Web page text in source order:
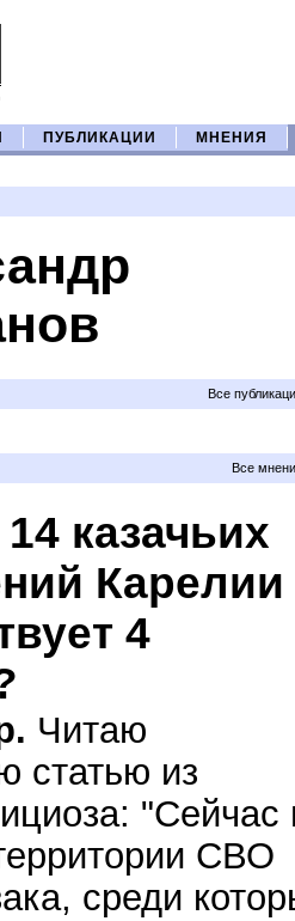
ПУБЛИКАЦИИ МНЕНИЯ
Все
Все
казачьих
Карелии
4
Читаю
статью из
"Сейчас
СВО
среди